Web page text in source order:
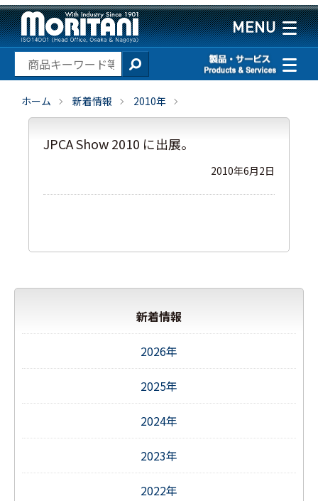
ホーム 新着情報 2010年
JPCA Show 2010 に出展。
2010年6月2日
新着情報
2026年
2025年
2024年
2023年
2022年